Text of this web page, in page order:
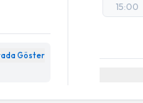
Göster
15:00